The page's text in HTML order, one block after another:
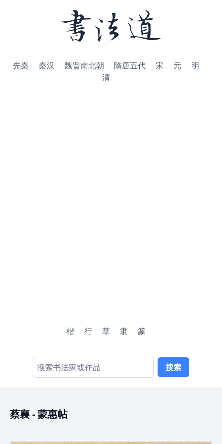
先秦 秦汉 魏晋南北朝 隋唐五代 宋 元
明
清
楷 行 草 隶 篆
搜索
蔡襄-蒙惠帖